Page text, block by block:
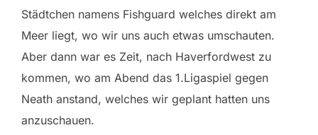
Städtchen namens Fishguard welches direkt am
Meer liegt, wo wir uns auch etwas umschauten.
Aber dann war es Zeit, nach Haverfordwest zu
kommen, wo am Abend das 1.Ligaspiel gegen
Neath anstand, welches wir geplant hatten uns
anzuschauen.